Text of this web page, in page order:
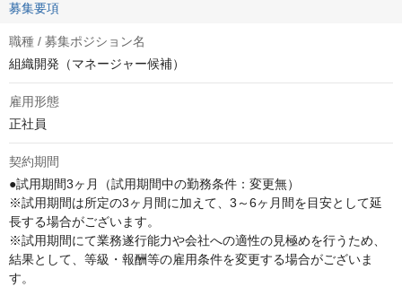
募集要項
職種 / 募集ポジション名
組織開発（マネージャー候補）
雇用形態
正社員
契約期間
●試用期間3ヶ月（試用期間中の勤務条件：変更無）
※試用期間は所定の3ヶ月間に加えて、3～6ヶ月間を目安として延
長する場合がございます。
※試用期間にて業務遂行能力や会社への適性の見極めを行うため、
結果として、等級・報酬等の雇用条件を変更する場合がございま
す。